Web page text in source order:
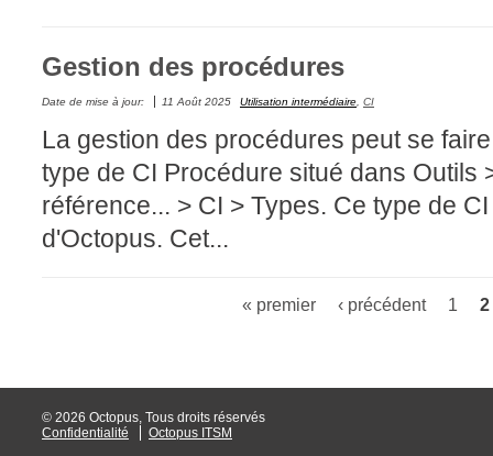
suivi par
suivi principal
Tâches
utilisateurs
Gestion des procédures
Date de mise à jour: 11 Août 2025 Utilisation intermédiaire CI
La gestion des procédures peut se
type de CI Procédure situé dans Outils
référence... > CI > Types. Ce type de
d'Octopus. Cet...
« premier ‹ précédent 1 2
© 2026 Octopus, Tous droits réservés
Confidentialité
Octopus ITSM